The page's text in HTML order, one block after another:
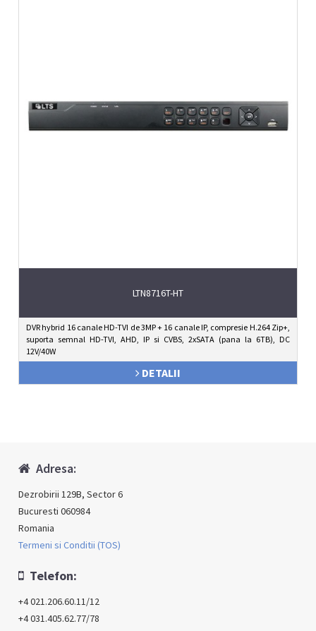
LTN8716T-HT
DVR hybrid 16 canale HD-TVI de 3MP + 16 canale IP, compresie H.264 Zip+,
suporta semnal HD-TVI, AHD, IP si CVBS, 2xSATA (pana la 6TB), DC
12V/40W
DETALII
Adresa:
Dezrobirii 129B, Sector 6
Bucuresti 060984
Romania
Termeni si Conditii (TOS)
Telefon:
+4 021.206.60.11/12
+4 031.405.62.77/78